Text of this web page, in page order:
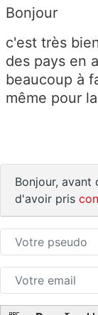
Bonjour
c'est très
des pays en
beaucoup à
même pour
Bonjour, avant
d'avoir pris